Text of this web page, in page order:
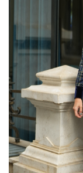
Promoções
Promoções